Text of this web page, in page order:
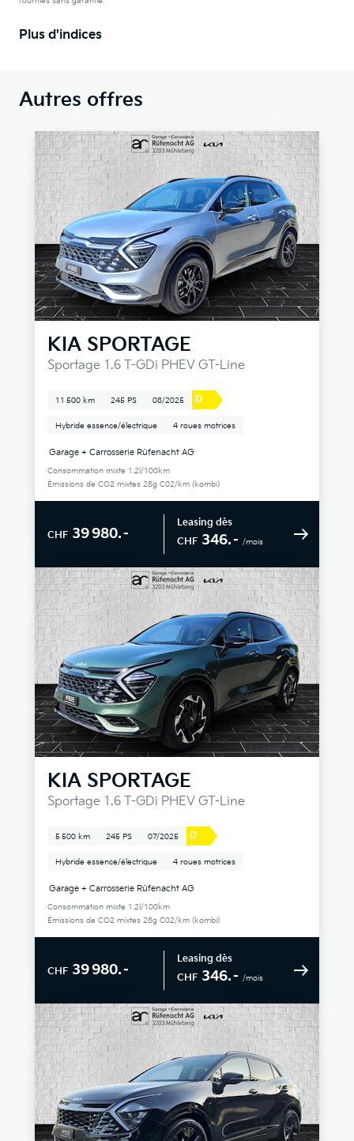
Plus d'indices
Autres offres
KIA SPORTAGE
Sportage 1.6 T-GDi PHEV GT-Line
11 500 km 245 PS 08/2025 D
Hybride essence/électrique 4 roues motrices
Garage + Carrosserie Rüfenacht AG
Consommation mixte 1.2l/100km
Émissions de CO2 mixtes 28g C02/km (kombi)
CHF 39 980.–
Leasing dès
CHF 346.– /mois
KIA SPORTAGE
Sportage 1.6 T-GDi PHEV GT-Line
5 500 km 245 PS 07/2025 D
Hybride essence/électrique 4 roues motrices
Garage + Carrosserie Rüfenacht AG
Consommation mixte 1.2l/100km
Émissions de CO2 mixtes 28g C02/km (kombi)
CHF 39 980.–
Leasing dès
CHF 346.– /mois